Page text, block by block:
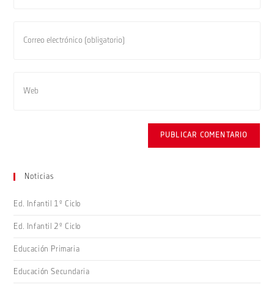
nombre
correo
Noticias
Ed. Infantil 1º Ciclo
Ed. Infantil 2º Ciclo
Educación Primaria
Educación Secundaria